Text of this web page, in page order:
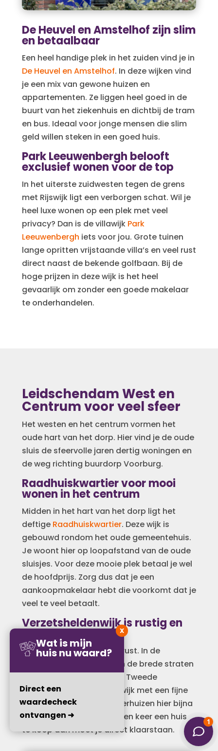
De Heuvel en Amstelhof zijn slim
en betaalbaar
Een heel handige plek in het zuiden vind je in
De Heuvel en Amstelhof. In deze wijken vind
je een mix van gewone huizen en
appartementen. Ze liggen heel goed in de
buurt van het ziekenhuis en dichtbij de tram
en bus. Ideaal voor jonge mensen die slim
geld willen steken in een goed huis.
Park Leeuwenbergh belooft
exclusief wonen voor de top
In het uiterste zuidwesten tegen de grens
met Rijswijk ligt een verborgen schat. Wil je
heel luxe wonen op een plek met veel
privacy? Dan is de villawijk Park
Leeuwenbergh iets voor jou. Grote tuinen
lange opritten vrijstaande villa’s en veel rust
direct naast de bekende golfbaan. Bij de
hoge prijzen in deze wijk is het heel
gevaarlijk om zonder een goede makelaar
te onderhandelen.
Leidschendam West en
Centrum voor veel sfeer
Het westen en het centrum vormen het
oude hart van het dorp. Hier vind je de oude
sluis de sfeervolle jaren dertig woningen en
de weg richting buurdorp Voorburg.
Raadhuiskwartier voor mooi
wonen in het centrum
Midden in het hart van het dorp ligt het
deftige Raadhuiskwartier. Deze wijk is
gebouwd rondom het oude gemeentehuis.
Je woont hier op loopafstand van de oude
sluisjes. Voor deze mooie plek betaal je wel
de hoofdprijs. Zorg dus dat je een
aankoopmakelaar hebt die voorkomt dat je
veel te veel betaalt.
Verzetsheldenwijk is rustig en
enorm gewild
Iets verderop vind je veel rust. In de
hebben de brede straten
namen van mensen uit de Tweede
Wereldoorlog. Het is een wijk met een fijne
en veilige sfeer. Mensen verhuizen hier bijna
nooit weg. Komt er toch een keer een huis
te koop dan moet je direct klaarstaan.
Wat is mijn
huis nu waard?
Direct een
waardecheck
ontvangen ➜
X